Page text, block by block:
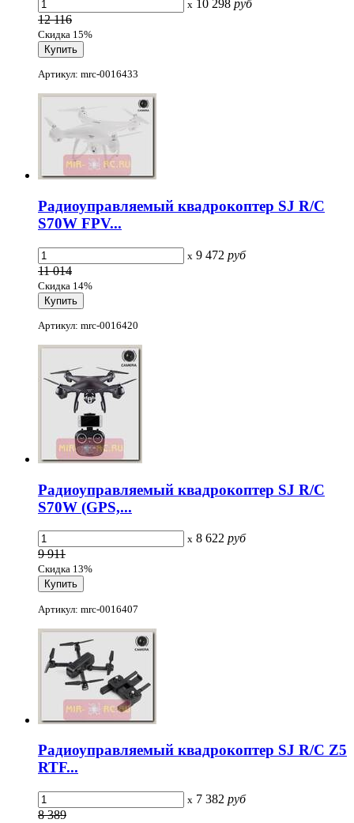
x 10 298 руб
12 116
Скидка 15%
Артикул: mrc-0016433
Радиоуправляемый квадрокоптер SJ R/C
S70W FPV...
x 9 472 руб
11 014
Скидка 14%
Артикул: mrc-0016420
Радиоуправляемый квадрокоптер SJ R/C
S70W (GPS,...
x 8 622 руб
9 911
Скидка 13%
Артикул: mrc-0016407
Радиоуправляемый квадрокоптер SJ R/C Z5
RTF...
x 7 382 руб
8 389